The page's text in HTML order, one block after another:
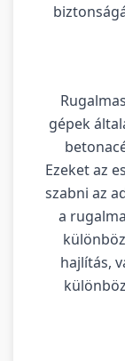
gépek
Ezeket az
szabni az
a
hajlítás,